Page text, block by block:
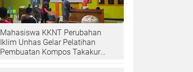
Mahasiswa KKNT Perubahan
Iklim Unhas Gelar Pelatihan
Pembuatan Kompos Takakura